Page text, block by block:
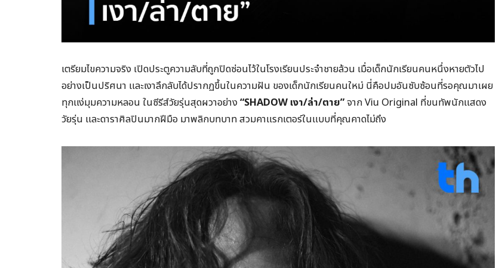
เตรียมไขความจริง เปิดประตูความลับที่ถูกปิดซ่อนไว้ในโรงเรียนประจำชายล้วน เมื่อเด็กนักเรียนคนหนึ่งหายตัวไป
อย่างเป็นปริศนา และเงาลึกลับได้ปรากฏขึ้นในความฝัน ของเด็กนักเรียนคนใหม่ นี่คือปมอันซับซ้อนที่รอคุณมาเผย
ทุกแง่มุมความหลอน ในซีรีส์วัยรุ่นสุดผวาอย่าง“SHADOW เงา/ล่า/ตาย”จาก Viu Original ที่ขนทัพนักแสดง
วัยรุ่น และดาราศิลปินมากฝีมือ มาพลิกบทบาท สวมคาแรกเตอร์ในแบบที่คุณคาดไม่ถึง